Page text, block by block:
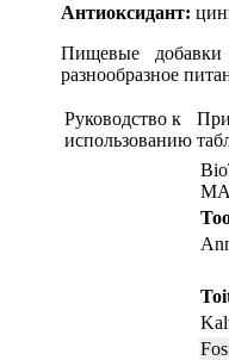
Антиоксидант:
Пищевые добавки
разнообразное
Руководство к
использованию